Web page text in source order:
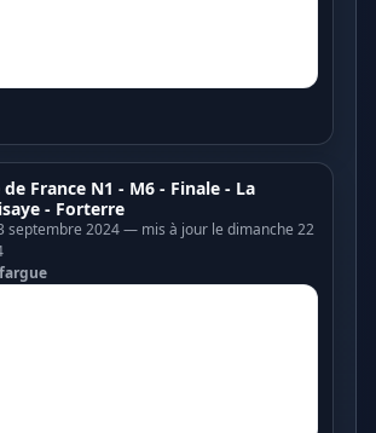
France N1 - M6 - Finale - La
- Forterre
septembre 2024 — mis à jour le dimanche 22